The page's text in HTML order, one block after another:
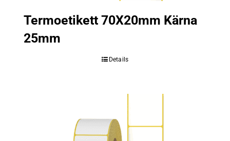
Termoetikett 70X20mm Kärna
25mm
Details